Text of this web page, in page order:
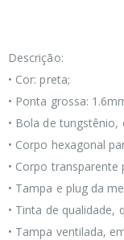
Descrição:
• Cor: preta;
• Ponta grossa:
• Bola de
• Corpo hexagonal
• Corpo
• Tampa e plug da
• Tinta de qualidade,
• Tampa ventilada,